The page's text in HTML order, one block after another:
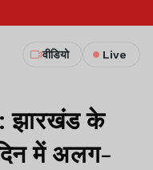
वीडियो Live
झारखंड के
दिन में अलग-